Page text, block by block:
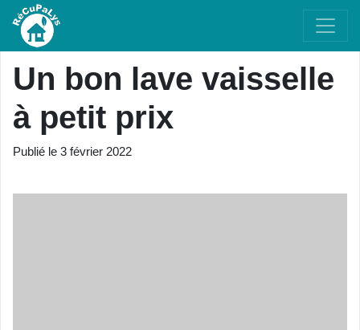
Un bon lave vaisselle
à petit prix
Publié le 3 février 2022